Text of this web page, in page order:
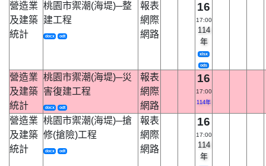
營造業
及建築
統計
桃園市禦潮(海堤)─整
建工程
docx odt
報表
網際
網路
16
17:00
114
年
xlsx
ods
營造業
及建築
統計
桃園市禦潮(海堤)─災
害復建工程
docx odt
報表
網際
網路
16
17:00
114年
營造業
及建築
統計
桃園市禦潮(海堤)─搶
修(搶險)工程
docx odt
報表
網際
網路
16
17:00
114
年